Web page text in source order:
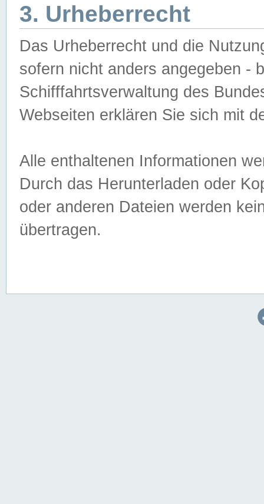
3. Urheberrecht
Das Urheberrecht und die
sofern nicht anders angegeben -
Schifffahrtsverwaltung des
Webseiten erklären Sie sich mit
Alle enthaltenen Informationen
Durch das Herunterladen oder
oder anderen Dateien werden
übertragen.